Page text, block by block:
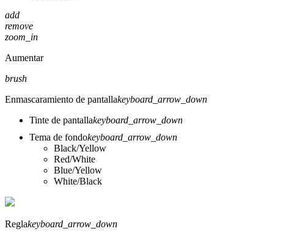
add
remove
zoom_in
Aumentar
brush
Enmascaramiento de pantallakeyboard_arrow_down
Tinte de pantallakeyboard_arrow_down
Tema de fondokeyboard_arrow_down
Black/Yellow
Red/White
Blue/Yellow
White/Black
Reglakeyboard_arrow_down